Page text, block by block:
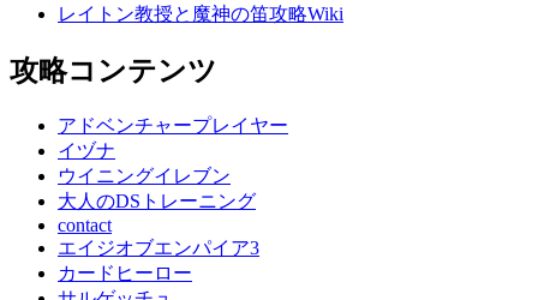
レイトン教授と魔神の笛攻略Wiki
攻略コンテンツ
アドベンチャープレイヤー
イヅナ
ウイニングイレブン
大人のDSトレーニング
contact
エイジオブエンパイア3
カードヒーロー